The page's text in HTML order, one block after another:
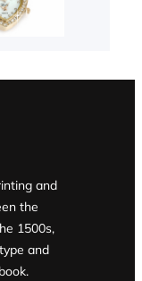
and
the
1500s,
and